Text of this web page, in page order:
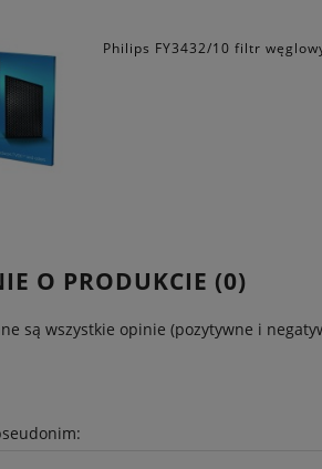
Philips FY3432/10 filtr
O PRODUKCIE (0)
są wszystkie opinie (pozytywne i